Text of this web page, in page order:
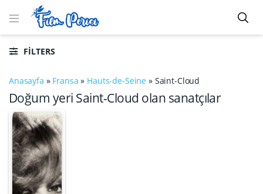
FILTERS
Anasayfa » Fransa » Hauts-de-Seine » Saint-Cloud
Doğum yeri Saint-Cloud olan sanatçılar